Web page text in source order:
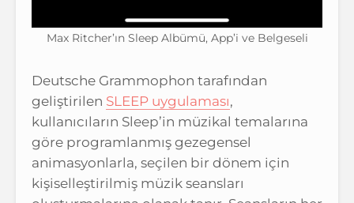
Max Ritcher’ın Sleep Albümü, App’i ve Belgeseli
Deutsche Grammophon tarafından
geliştirilen SLEEP uygulaması,
kullanıcıların Sleep’in müzikal temalarına
göre programlanmış gezegensel
animasyonlarla, seçilen bir dönem için
kişiselleştirilmiş müzik seansları